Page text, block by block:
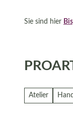
Sie sind hier
Atelier